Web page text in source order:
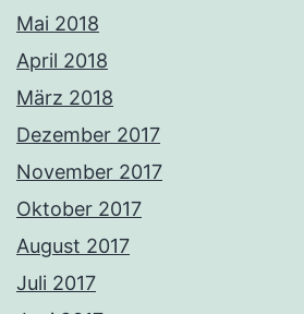
Mai 2018
April 2018
März 2018
Dezember 2017
November 2017
Oktober 2017
August 2017
Juli 2017